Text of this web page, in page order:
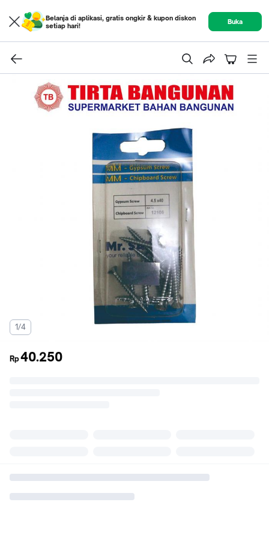
Belanja di aplikasi, gratis ongkir & kupon diskon
setiap hari!
Buka
1/4
Rp40.250